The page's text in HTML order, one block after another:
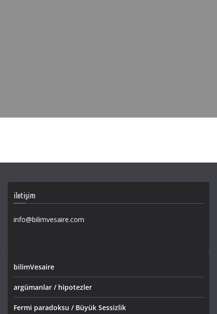
iletişim
info@bilimvesaire.com
bilimVesaire
argümanlar / hipotezler
Fermi paradoksu / Büyük Sessizlik